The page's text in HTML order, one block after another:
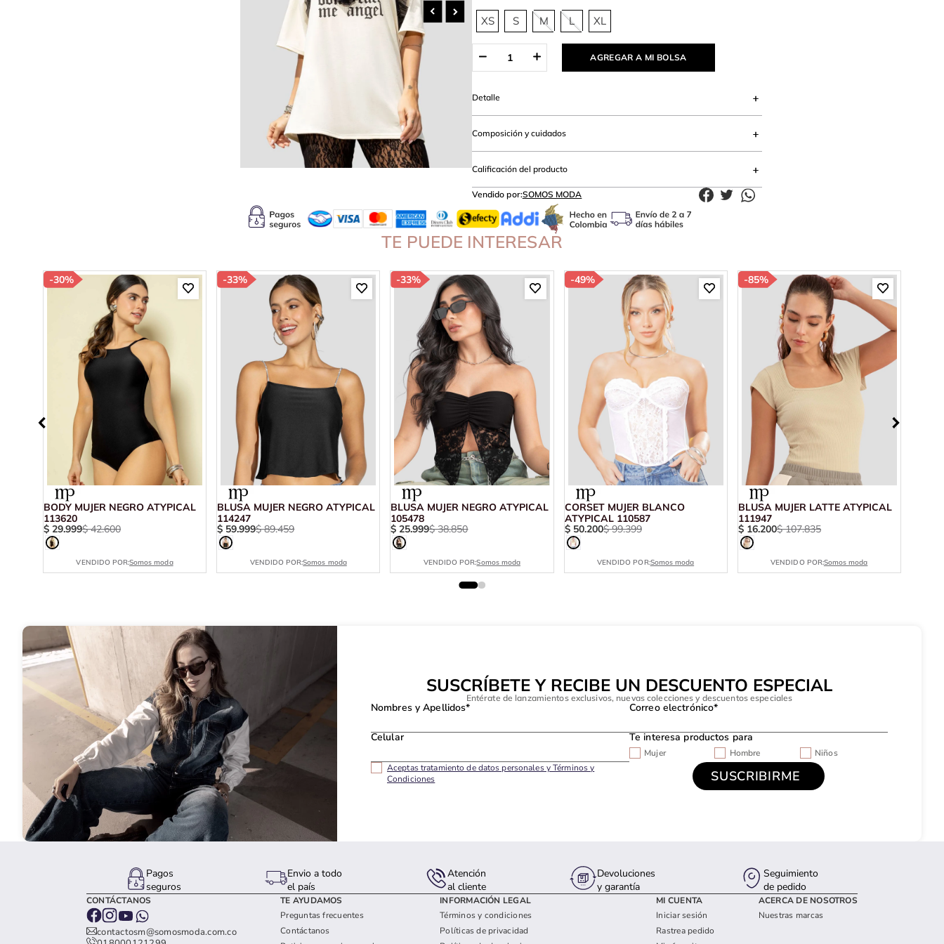
XS S M L XL
AGREGAR A MI BOLSA
Detalle
Composición y cuidados
Calificación del producto
Vendido por:SOMOS MODA
TE PUEDE INTERESAR
-30%
BODY MUJER NEGRO ATYPICAL
113620
$ 29.999$ 42.600
VENDIDO POR:Somos moda
-33%
BLUSA MUJER NEGRO ATYPICAL
114247
$ 59.999$ 89.459
VENDIDO POR:Somos moda
-33%
BLUSA MUJER NEGRO ATYPICAL
105478
$ 25.999$ 38.850
VENDIDO POR:Somos moda
-49%
CORSET MUJER BLANCO
ATYPICAL 110587
$ 50.200$ 99.399
VENDIDO POR:Somos moda
-85%
BLUSA MUJER LATTE ATYPICAL
111947
$ 16.200$ 107.835
VENDIDO POR:Somos moda
SUSCRÍBETE Y RECIBE UN DESCUENTO ESPECIAL
Entérate de lanzamientos exclusivos, nuevas colecciones y descuentos especiales
Nombres y Apellidos* Correo electrónico*
Celular Te interesa productos para
Mujer Hombre
Niños
Aceptas tratamiento de datos personales y Términos y
Condiciones
Pagos
seguros
Envio a todo
el país
Atención
al cliente
Devoluciones
y garantía
Seguimiento
de pedido
CONTÁCTANOS
contactosm@somosmoda.com.co
TE AYUDAMOS
Preguntas frecuentes
Contáctanos
INFORMACIÓN LEGAL
Términos y condiciones
Políticas de privacidad
MI CUENTA
Iniciar sesión
Rastrea pedido
ACERCA DE NOSOTROS
Nuestras marcas
10
short